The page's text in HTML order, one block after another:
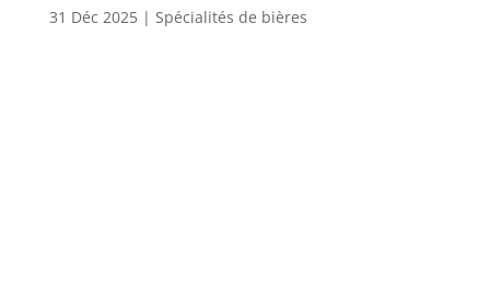
31 Déc 2025| Spécialités de bières